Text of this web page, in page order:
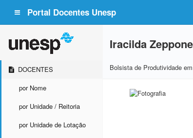
Portal Docentes Unesp
DOCENTES
por Nome
por Unidade / Reitoria
por Unidade de Lotação
Iracilda
Bolsista de Produtividade